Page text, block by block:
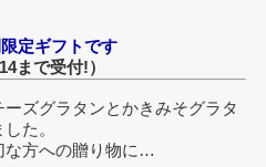
定ギフトです
まで受付!）
ズグラタンとかきみそグラタ
た。
な方への贈り物に…